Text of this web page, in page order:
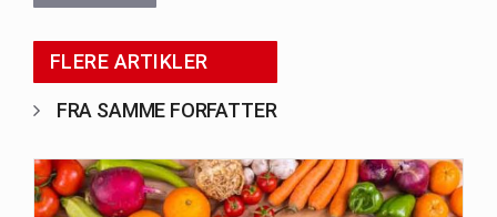
FLERE ARTIKLER
FRA SAMME FORFATTER